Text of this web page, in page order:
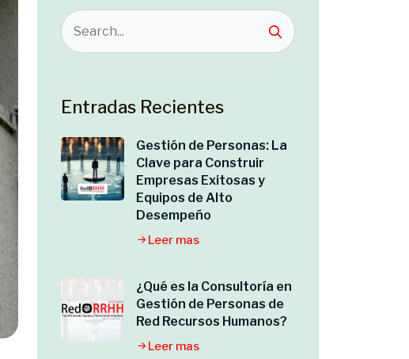
Entradas Recientes
Gestión de Personas: La
Clave para Construir
Empresas Exitosas y
Equipos de Alto
Desempeño
Leer mas
¿Qué es la Consultoría en
Gestión de Personas de
Red Recursos Humanos?
Leer mas